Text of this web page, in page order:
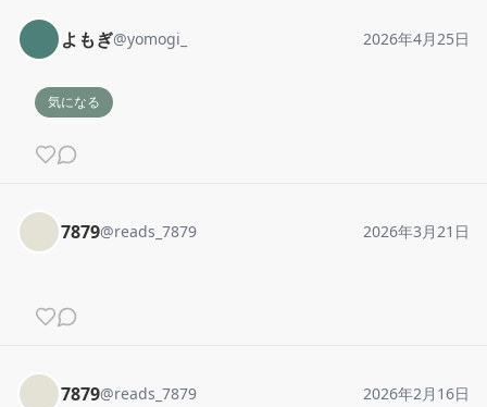
よもぎ@yomogi_ 2026年4月25日
気になる
7879@reads_7879 2026年3月21日
7879@reads_7879 2026年2月16日